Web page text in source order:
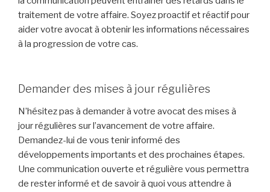
traitement de votre affaire. Soyez proactif et réactif pour
aider votre avocat à obtenir les informations nécessaires
à la progression de votre cas.
Demander des mises à jour régulières
N’hésitez pas à demander à votre avocat des mises à
jour régulières sur l’avancement de votre affaire.
Demandez-lui de vous tenir informé des
développements importants et des prochaines étapes.
Une communication ouverte et régulière vous permettra
de rester informé et de savoir à quoi vous attendre à